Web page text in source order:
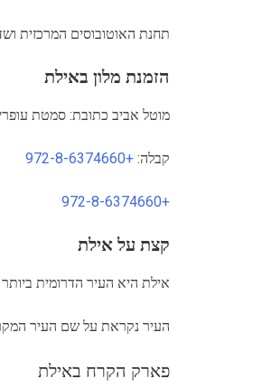
תחנת האוטובוסים המרכזית ושדה התעופה של אילת
הזמנת מלון באילת
מוטל אביב כתובת: סמטת עופרים 126 (מול תנובה), אילת , אזור: אילת,
קבלה: +972-8-6374660
+972-8-6374660
קצת על אילת
אילת היא העיר הדרומית
העיר נקראת על שם העיר
פארק הקרח באילת